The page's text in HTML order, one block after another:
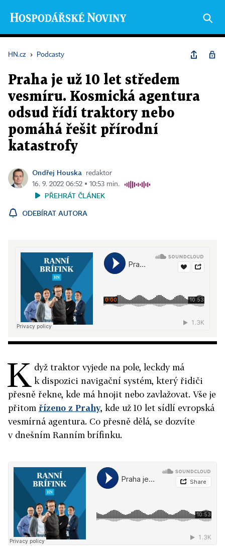
HN.cz › Podcasty
Praha je už 10 let středem
vesmíru. Kosmická agentura
odsud řídí traktory nebo
pomáhá řešit přírodní
katastrofy
Ondřej Houska
redaktor
16. 9. 2022 06:52 ▪ 10:53 min.
PŘEHRÁT ČLÁNEK
ODEBÍRAT AUTORA
K dyž traktor vyjede na pole, leckdy má
k dispozici navigační systém, který řidiči
přesně řekne, kde má hnojit nebo zavlažovat. Vše je
přitom řízeno z Prahy, kde už 10 let sídlí evropská
vesmírná agentura. Co přesně dělá, se dozvíte
v dnešním Ranním brífinku.